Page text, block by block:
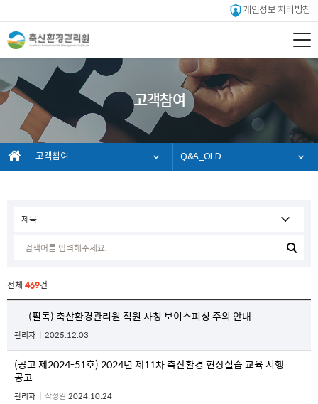
개인정보 처리방침
고객참여
고객참여 Q&A_OLD
전체 469건
(필독) 축산환경관리원 직원 사칭 보이스피싱 주의 안내
관리자 2025.12.03
(공고 제2024-51호) 2024년 제11차 축산환경 현장실습 교육 시행
공고
관리자 작성일 2024.10.24